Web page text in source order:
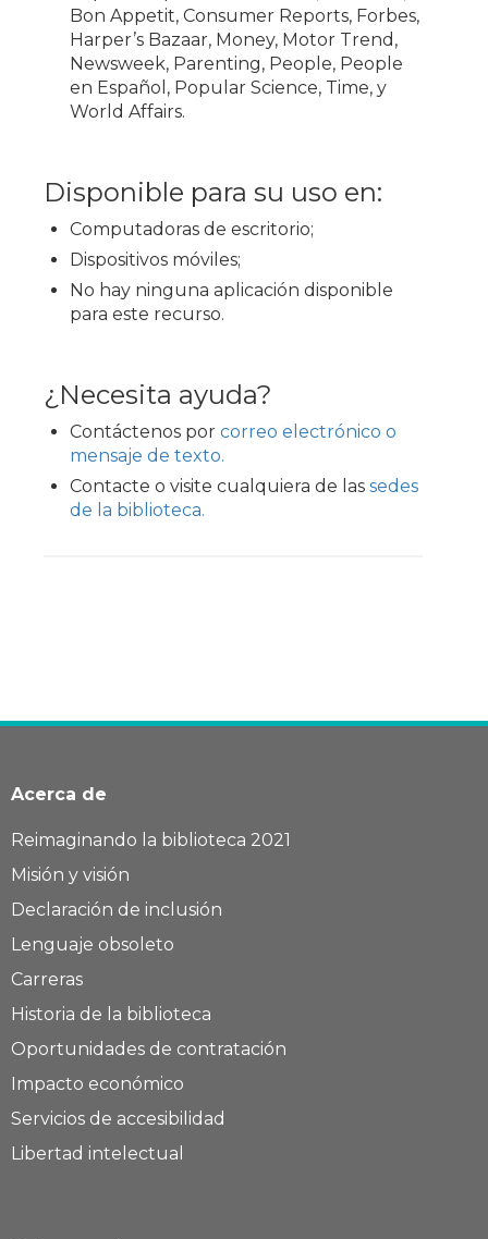
Bon Appetit, Consumer Reports, Forbes,
Harper’s Bazaar, Money, Motor Trend,
Newsweek, Parenting, People, People
en Español, Popular Science, Time, y
World Affairs.
Disponible para su uso en:
Computadoras de escritorio;
Dispositivos móviles;
No hay ninguna aplicación disponible
para este recurso.
¿Necesita ayuda?
Contáctenos por correo electrónico o
mensaje de texto.
Contacte o visite cualquiera de las sedes
de la biblioteca.
Acerca de
Reimaginando la biblioteca 2021
Misión y visión
Declaración de inclusión
Lenguaje obsoleto
Carreras
Historia de la biblioteca
Oportunidades de contratación
Impacto económico
Servicios de accesibilidad
Libertad intelectual